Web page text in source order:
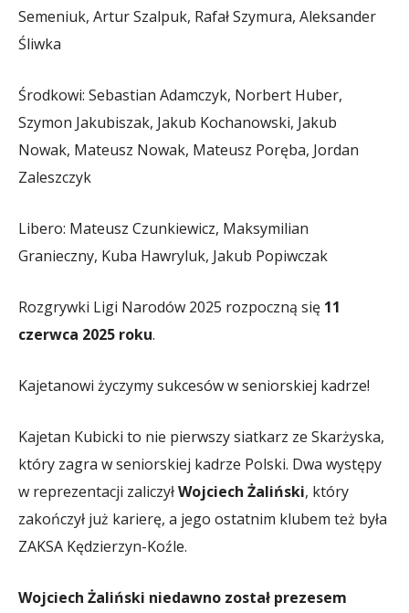
Semeniuk, Artur Szalpuk, Rafał Szymura, Aleksander
Śliwka
Środkowi: Sebastian Adamczyk, Norbert Huber,
Szymon Jakubiszak, Jakub Kochanowski, Jakub
Nowak, Mateusz Nowak, Mateusz Poręba, Jordan
Zaleszczyk
Libero: Mateusz Czunkiewicz, Maksymilian
Granieczny, Kuba Hawryluk, Jakub Popiwczak
Rozgrywki Ligi Narodów 2025 rozpoczną się 11
czerwca 2025 roku.
Kajetanowi życzymy sukcesów w seniorskiej kadrze!
Kajetan Kubicki to nie pierwszy siatkarz ze Skarżyska,
który zagra w seniorskiej kadrze Polski. Dwa występy
w reprezentacji zaliczyłWojciech Żaliński, który
zakończył już karierę, a jego ostatnim klubem też była
ZAKSA Kędzierzyn-Koźle.
Wojciech Żaliński niedawno został prezesem